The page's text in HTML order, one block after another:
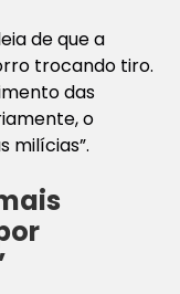
de que a
trocando tiro.
das
o
milícias”.